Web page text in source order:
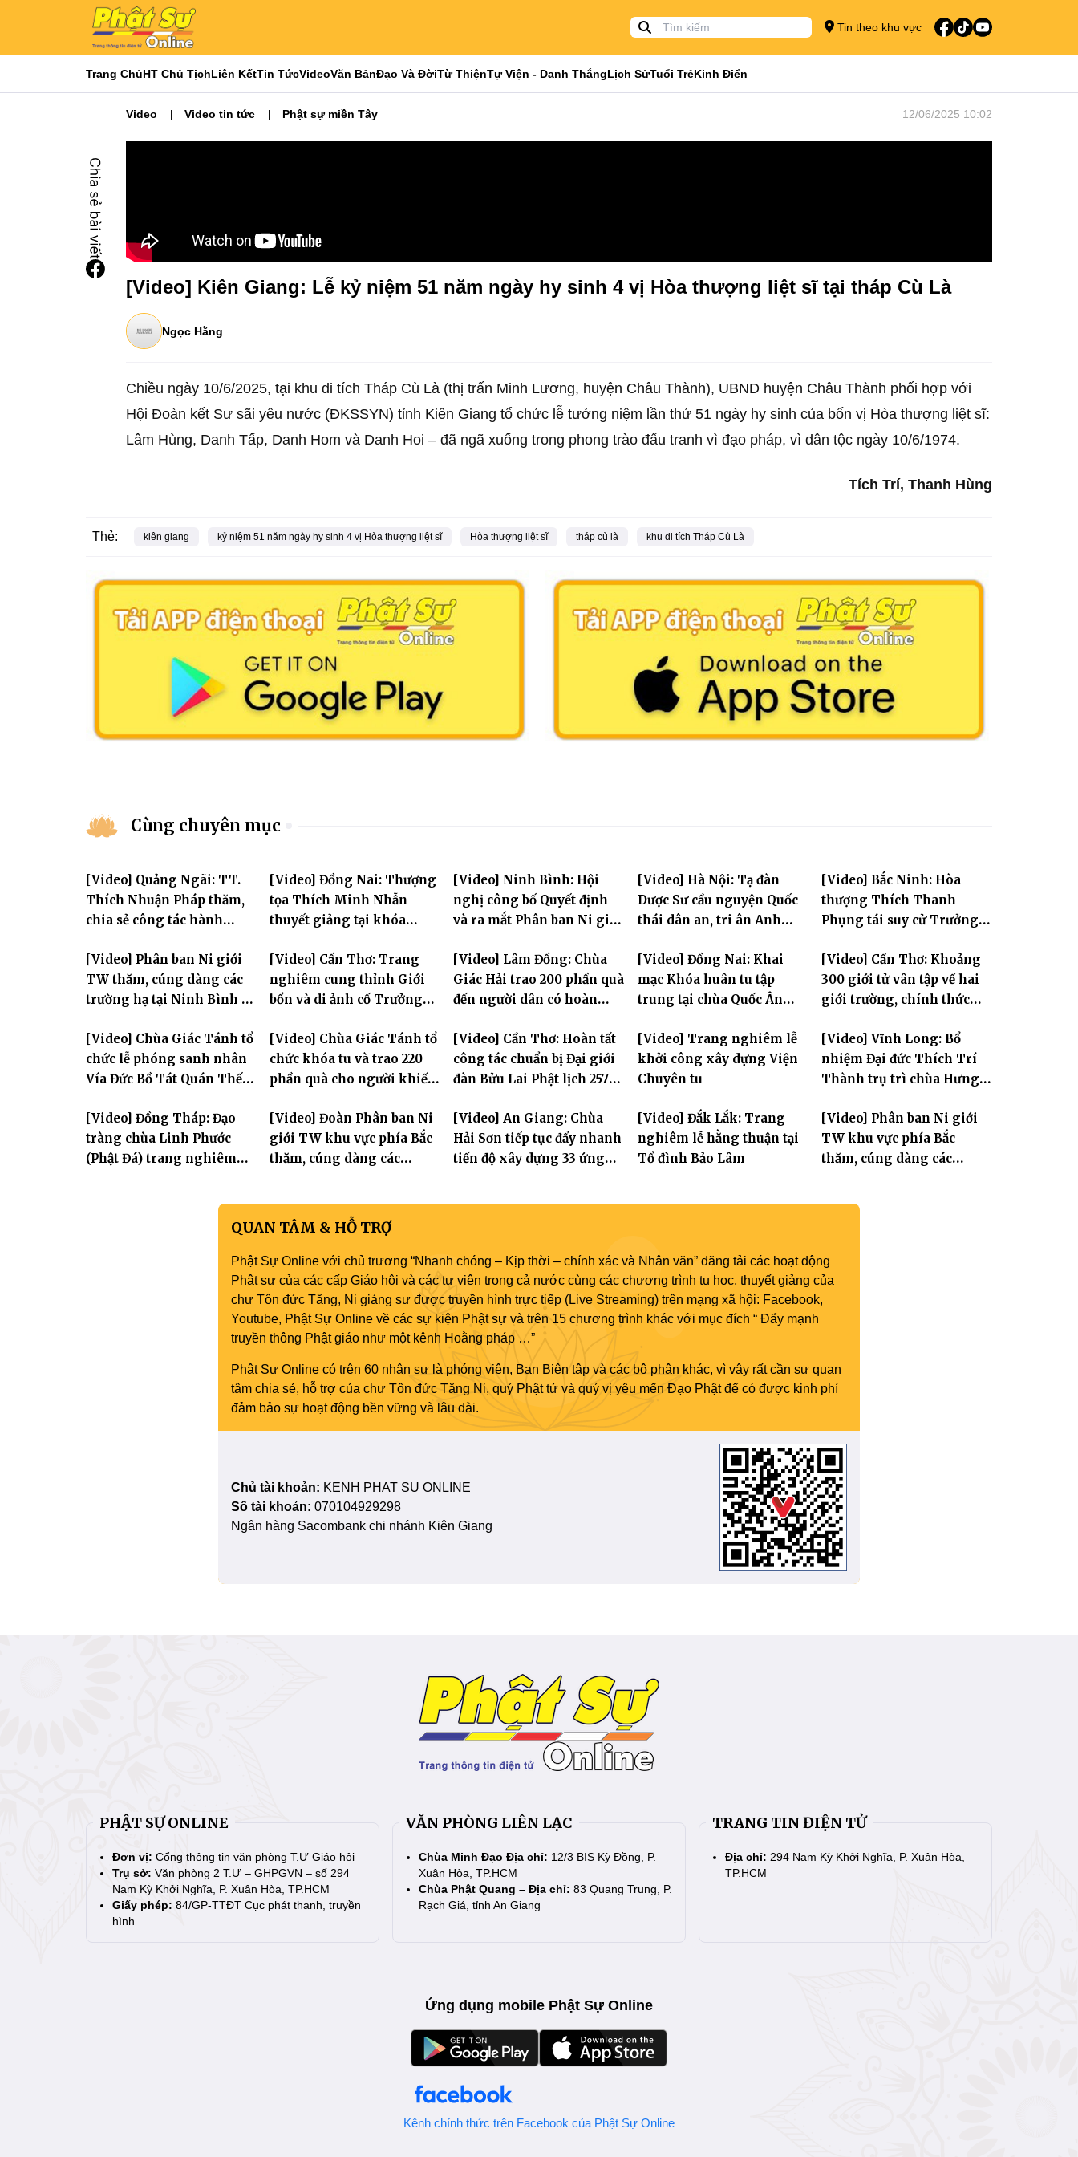
Tin theo khu vực
Trang ChủHT Chủ TịchLiên KếtTin TứcVideoVăn BảnĐạo Và ĐờiTừ ThiệnTự Viện - Danh ThắngLịch SửTuổi TrẻKinh Điển
Video Video tin tức Phật sự miền Tây 12/06/2025 10:02
[Video] Kiên Giang: Lễ kỷ niệm 51 năm ngày hy sinh 4 vị Hòa thượng liệt sĩ tại tháp Cù Là
Ngọc Hằng
Chiều ngày 10/6/2025, tại khu di tích Tháp Cù Là (thị trấn Minh Lương, huyện Châu Thành), UBND huyện Châu Thành phối hợp với
Hội Đoàn kết Sư sãi yêu nước (ĐKSSYN) tỉnh Kiên Giang tổ chức lễ tưởng niệm lần thứ 51 ngày hy sinh của bốn vị Hòa thượng liệt sĩ:
Lâm Hùng, Danh Tấp, Danh Hom và Danh Hoi – đã ngã xuống trong phong trào đấu tranh vì đạo pháp, vì dân tộc ngày 10/6/1974.
Tích Trí, Thanh Hùng
Thẻ: kiên giang kỷ niệm 51 năm ngày hy sinh 4 vị Hòa thượng liệt sĩ Hòa thượng liệt sĩ tháp cù là khu di tích Tháp Cù Là
Cùng chuyên mục
[Video] Quảng Ngãi: TT.
Thích Nhuận Pháp thăm,
chia sẻ công tác hành
chư hành giả Ni
[Video] Đồng Nai: Thượng
tọa Thích Minh Nhẫn
thuyết giảng tại khóa
[Video] Ninh Bình: Hội
nghị công bố Quyết định
và ra mắt Phân ban Ni giới
[Video] Hà Nội: Tạ đàn
Dược Sư cầu nguyện Quốc
thái dân an, tri ân Anh
[Video] Bắc Ninh: Hòa
thượng Thích Thanh
Phụng tái suy cử Trưởng
[Video] Phân ban Ni giới
TW thăm, cúng dàng các
trường hạ tại Ninh Bình và
thần hộ trì Tam bảo
[Video] Cần Thơ: Trang
nghiêm cung thỉnh Giới
bổn và di ảnh cố Trưởng
Tôn hiệu Đại giới đàn – về
hai giới trường
[Video] Lâm Đồng: Chùa
Giác Hải trao 200 phần quà
đến người dân có hoàn
Dương
[Video] Đồng Nai: Khai
mạc Khóa huân tu tập
trung tại chùa Quốc Ân
[Video] Cần Thơ: Khoảng
300 giới tử vân tập về hai
giới trường, chính thức
đàn Bửu Lai PL.2570
[Video] Chùa Giác Tánh tổ
chức lễ phóng sanh nhân
Vía Đức Bồ Tát Quán Thế
[Video] Chùa Giác Tánh tổ
chức khóa tu và trao 220
phần quà cho người khiếm
[Video] Cần Thơ: Hoàn tất
công tác chuẩn bị Đại giới
đàn Bửu Lai Phật lịch 2570,
đăng đàn cầu giới
[Video] Trang nghiêm lễ
khởi công xây dựng Viện
Chuyên tu
[Video] Vĩnh Long: Bổ
nhiệm Đại đức Thích Trí
Thành trụ trì chùa Hưng
[Video] Đồng Tháp: Đạo
tràng chùa Linh Phước
(Phật Đá) trang nghiêm
[Video] Đoàn Phân ban Ni
giới TW khu vực phía Bắc
thăm, cúng dàng các
[Video] An Giang: Chùa
Hải Sơn tiếp tục đẩy nhanh
tiến độ xây dựng 33 ứng
[Video] Đắk Lắk: Trang
nghiêm lễ hằng thuận tại
Tổ đình Bảo Lâm
[Video] Phân ban Ni giới
TW khu vực phía Bắc
thăm, cúng dàng các
QUAN TÂM & HỖ TRỢ
Phật Sự Online với chủ trương “Nhanh chóng – Kịp thời – chính xác và Nhân văn” đăng tải các hoạt động
Phật sự của các cấp Giáo hội và các tự viện trong cả nước cùng các chương trình tu học, thuyết giảng của
chư Tôn đức Tăng, Ni giảng sư được truyền hình trực tiếp (Live Streaming) trên mạng xã hội: Facebook,
Youtube, Phật Sự Online về các sự kiện Phật sự và trên 15 chương trình khác với mục đích “ Đẩy mạnh
truyền thông Phật giáo như một kênh Hoằng pháp …”
Phật Sự Online có trên 60 nhân sự là phóng viên, Ban Biên tập và các bộ phận khác, vì vậy rất cần sự quan
tâm chia sẻ, hỗ trợ của chư Tôn đức Tăng Ni, quý Phật tử và quý vị yêu mến Đạo Phật để có được kinh phí
đảm bảo sự hoạt động bền vững và lâu dài.
Chủ tài khoản: KENH PHAT SU ONLINE
Số tài khoản: 070104929298
Ngân hàng Sacombank chi nhánh Kiên Giang
PHẬT SỰ ONLINE
Đơn vị: Cổng thông tin văn phòng T.Ư Giáo hội
Trụ sở: Văn phòng 2 T.Ư – GHPGVN – số 294
Nam Kỳ Khởi Nghĩa, P. Xuân Hòa, TP.HCM
Giấy phép: 84/GP-TTĐT Cục phát thanh, truyền
hình
VĂN PHÒNG LIÊN LẠC
Chùa Minh Đạo Địa chỉ: 12/3 BIS Kỳ Đồng, P.
Xuân Hòa, TP.HCM
Chùa Phật Quang – Địa chỉ: 83 Quang Trung, P.
Rạch Giá, tỉnh An Giang
TRANG TIN ĐIỆN TỬ
Địa chỉ: 294 Nam Kỳ Khởi Nghĩa, P. Xuân Hòa,
TP.HCM
Ứng dụng mobile Phật Sự Online
Kênh chính thức trên Facebook của Phật Sự Online